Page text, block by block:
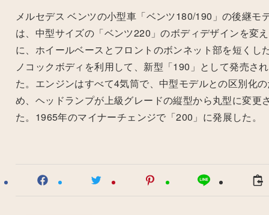
メルセデス ベンツの小型車「ベンツ180/190 」の後継モ
は、中型サイズの「ベンツ220 」のボディデザインを変
に、ホイールベースとフロントのボンネット部を短くし
ノコックボディを利用して、新型「190 」として発売され
た。エンジンはすべて4気筒で、中型モデルとの区別化
め、ヘッドランプが上級グレードの縦型から丸型に変更
た。 1965年のマイナーチェンジで「200 」に発展した。